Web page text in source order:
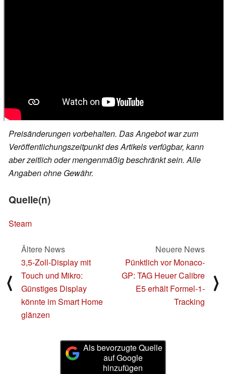
Preisänderungen vorbehalten. Das Angebot war zum
Veröffentlichungszeitpunkt des Artikels verfügbar, kann
aber zeitlich oder mengenmäßig beschränkt sein. Alle
Angaben ohne Gewähr.
Quelle(n)
Steam
⟨
Ältere News
3,5-Zoll-Display mit
Touch und Mikro:
Günstiges Display
könnte im Smart Home
glänzen
Neuere News
Pünktlich vor Monaco-
GP: TAG Heuer Calibre
E5 erhält Formel-1-
Tracking
⟩
Als bevorzugte Quelle
auf Google
hinzufügen